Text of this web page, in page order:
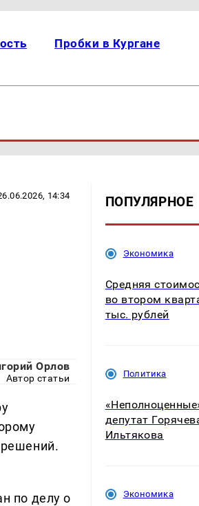
Пробки в Кургане
14:34
Орлов
Автор статьи
по делу о
ПОПУЛЯРНОЕ
Экономика
Средняя
во втором
тыс. рублей
Политика
депутат
Ильтякова
Экономика